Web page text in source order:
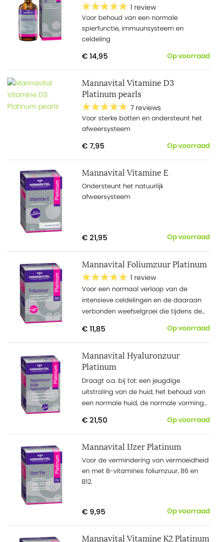
1 review
Voor behoud van een normale
spierfunctie, immuunsysteem en
celdeling
€ 14,95 Op voorraad
Mannavital Vitamine D3
Platinum pearls
7 reviews
Voor sterke botten en ondersteunt het
afweersysteem
€ 7,95 Op voorraad
Mannavital Vitamine E
Ondersteunt het natuurlijk
afweersysteem
€ 21,95 Op voorraad
Mannavital Foliumzuur Platinum
1 review
Voor een normaal verloop van de
intensieve celdelingen en de daaraan
verbonden weefselgroei die tijdens de
vitamine foliumzuur onmisbaar. De
bioactieve vorm van foliumzuur, die zeer
goed wordt opgenomen, is 5-
methyltetrahydrofoliumzuur.
€ 11,85 Op voorraad
Mannavital Hyaluronzuur
Platinum
Draagt o.a. bij tot: een jeugdige
uitstraling van de huid, het behoud van
een normale huid, de normale vorming
€ 21,50 Op voorraad
Mannavital IJzer Platinum
Voor de vermindering van vermoeidheid
en met B-vitamines foliumzuur, B6 en
B12.
€ 9,95 Op voorraad
Mannavital Vitamine K2 Platinum